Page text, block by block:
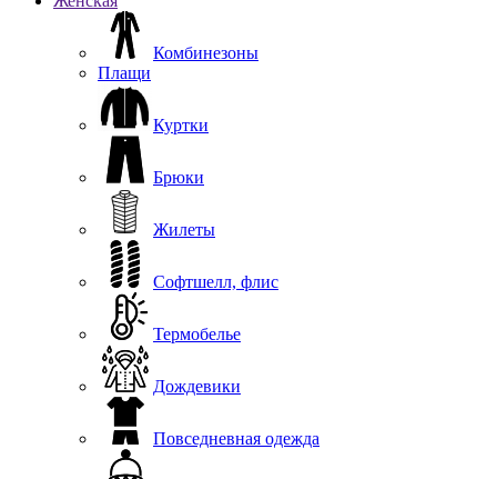
Комбинезоны
Плащи
Куртки
Брюки
Жилеты
Софтшелл, флис
Термобелье
Дождевики
Повседневная одежда